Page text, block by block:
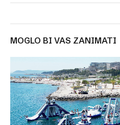
MOGLO BI VAS ZANIMATI